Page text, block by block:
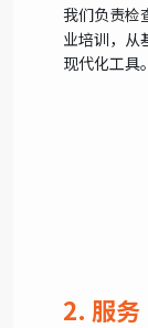
我们负责检
业培训，从
现代化工具。
2. 服务